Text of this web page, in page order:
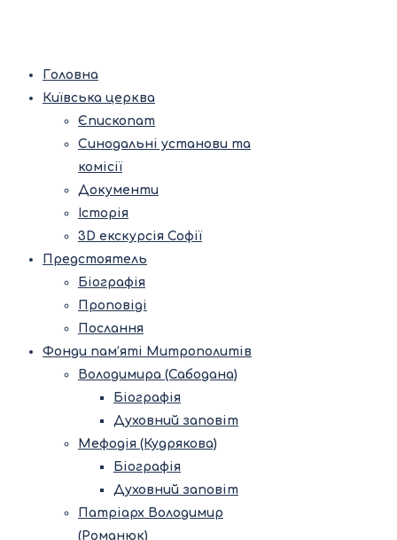
Головна
Київська церква
Єпископат
Синодальні установи та
комісії
Документи
Історія
3D екскурсія Софії
Предстоятель
Біографія
Проповіді
Послання
Фонди пам’яті Митрополитів
Володимира (Сабодана)
Біографія
Духовний заповіт
Мефодія (Кудрякова)
Біографія
Духовний заповіт
Патріарх Володимир
(Романюк)